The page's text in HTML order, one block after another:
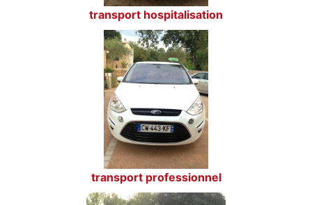
transport hospitalisation
transport professionnel